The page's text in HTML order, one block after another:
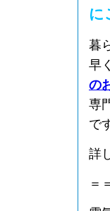
に
暮
早
の
専
で
詳
＝